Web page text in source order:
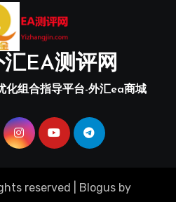
EA测评网
化组合指导平台-外汇ea商城
reserved Blogus by